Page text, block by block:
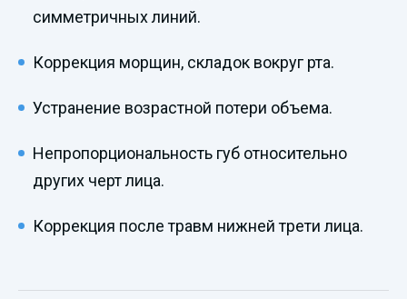
симметричных линий.
Коррекция морщин, складок вокруг рта.
Устранение возрастной потери объема.
Непропорциональность губ относительно
других черт лица.
Коррекция после травм нижней трети лица.